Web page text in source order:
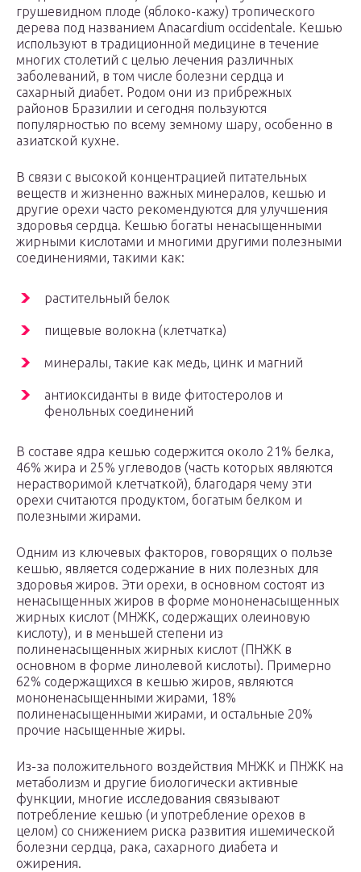
грушевидном плоде (яблоко-кажу) тропического
дерева под названием Anacardium occidentale. Кешью
используют в традиционной медицине в течение
многих столетий с целью лечения различных
заболеваний, в том числе болезни сердца и
сахарный диабет. Родом они из прибрежных
районов Бразилии и сегодня пользуются
популярностью по всему земному шару, особенно в
азиатской кухне.
В связи с высокой концентрацией питательных
веществ и жизненно важных минералов, кешью и
другие орехи часто рекомендуются для улучшения
здоровья сердца. Кешью богаты ненасыщенными
жирными кислотами и многими другими полезными
соединениями, такими как:
растительный белок
пищевые волокна (клетчатка)
минералы, такие как медь, цинк и магний
антиоксиданты в виде фитостеролов и
фенольных соединений
В составе ядра кешью содержится около 21% белка,
46% жира и 25% углеводов (часть которых являются
нерастворимой клетчаткой), благодаря чему эти
орехи считаются продуктом, богатым белком и
полезными жирами.
Одним из ключевых факторов, говорящих о пользе
кешью, является содержание в них полезных для
здоровья жиров. Эти орехи, в основном состоят из
ненасыщенных жиров в форме мононенасыщенных
жирных кислот (МНЖК, содержащих олеиновую
кислоту), и в меньшей степени из
полиненасыщенных жирных кислот (ПНЖК в
основном в форме линолевой кислоты). Примерно
62% содержащихся в кешью жиров, являются
мононенасыщенными жирами, 18%
полиненасыщенными жирами, и остальные 20%
прочие насыщенные жиры.
Из-за положительного воздействия МНЖК и ПНЖК на
метаболизм и другие биологически активные
функции, многие исследования связывают
потребление кешью (и употребление орехов в
целом) со снижением риска развития ишемической
болезни сердца, рака, сахарного диабета и
ожирения.